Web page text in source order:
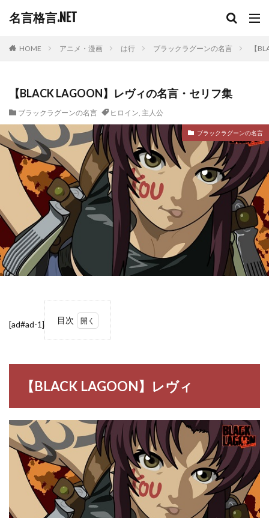
名言格言.NET
HOME アニメ・漫画 は行 ブラックラグーンの名言 【
【BLACK LAGOON】レヴィの名言・セリフ集
ブラックラグーンの名言 ヒロイン, 主人公
ブラックラグーンの名言
[ad#ad-1] 目次
1.1
ィ
（レ
ヴェ
ッ
リ
ー）
2
【BLACK
【BLACK LAGOON】レヴィ